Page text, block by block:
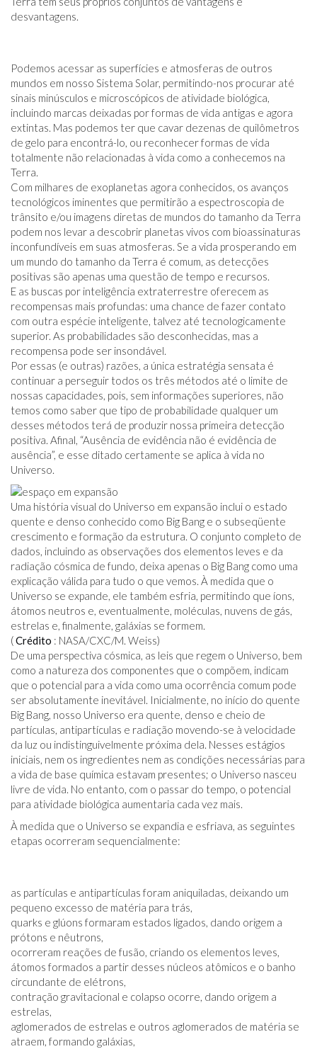
desvantagens.
Podemos acessar as superfícies e atmosferas de outros
mundos em nosso Sistema Solar, permitindo-nos procurar até
sinais minúsculos e microscópicos de atividade biológica,
incluindo marcas deixadas por formas de vida antigas e agora
extintas. Mas podemos ter que cavar dezenas de quilômetros
de gelo para encontrá-lo, ou reconhecer formas de vida
totalmente não relacionadas à vida como a conhecemos na
Terra.
Com milhares de exoplanetas agora conhecidos, os avanços
tecnológicos iminentes que permitirão a espectroscopia de
trânsito e/ou imagens diretas de mundos do tamanho da Terra
podem nos levar a descobrir planetas vivos com bioassinaturas
inconfundíveis em suas atmosferas. Se a vida prosperando em
um mundo do tamanho da Terra é comum, as detecções
positivas são apenas uma questão de tempo e recursos.
E as buscas por inteligência extraterrestre oferecem as
recompensas mais profundas: uma chance de fazer contato
com outra espécie inteligente, talvez até tecnologicamente
superior. As probabilidades são desconhecidas, mas a
recompensa pode ser insondável.
Por essas (e outras) razões, a única estratégia sensata é
continuar a perseguir todos os três métodos até o limite de
nossas capacidades, pois, sem informações superiores, não
temos como saber que tipo de probabilidade qualquer um
desses métodos terá de produzir nossa primeira detecção
positiva. Afinal, “Ausência de evidência não é evidência de
ausência”, e esse ditado certamente se aplica à vida no
Universo.
Uma história visual do Universo em expansão inclui o estado
quente e denso conhecido como Big Bang e o subseqüente
crescimento e formação da estrutura. O conjunto completo de
dados, incluindo as observações dos elementos leves e da
radiação cósmica de fundo, deixa apenas o Big Bang como uma
explicação válida para tudo o que vemos. À medida que o
Universo se expande, ele também esfria, permitindo que íons,
átomos neutros e, eventualmente, moléculas, nuvens de gás,
estrelas e, finalmente, galáxias se formem.
(Crédito : NASA/CXC/M. Weiss)
De uma perspectiva cósmica, as leis que regem o Universo, bem
como a natureza dos componentes que o compõem, indicam
que o potencial para a vida como uma ocorrência comum pode
ser absolutamente inevitável. Inicialmente, no início do quente
Big Bang, nosso Universo era quente, denso e cheio de
partículas, antipartículas e radiação movendo-se à velocidade
da luz ou indistinguivelmente próxima dela. Nesses estágios
iniciais, nem os ingredientes nem as condições necessárias para
a vida de base química estavam presentes; o Universo nasceu
livre de vida. No entanto, com o passar do tempo, o potencial
para atividade biológica aumentaria cada vez mais.
À medida que o Universo se expandia e esfriava, as seguintes
etapas ocorreram sequencialmente:
as partículas e antipartículas foram aniquiladas, deixando um
pequeno excesso de matéria para trás,
quarks e glúons formaram estados ligados, dando origem a
prótons e nêutrons,
ocorreram reações de fusão, criando os elementos leves,
átomos formados a partir desses núcleos atômicos e o banho
circundante de elétrons,
contração gravitacional e colapso ocorre, dando origem a
estrelas,
aglomerados de estrelas e outros aglomerados de matéria se
atraem, formando galáxias,